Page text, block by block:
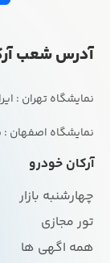
آدرس شعب
نمایشگاه اصفهان :
آرکان خودرو
چهارشنبه بازار
تور مجازی
همه اگهی ها